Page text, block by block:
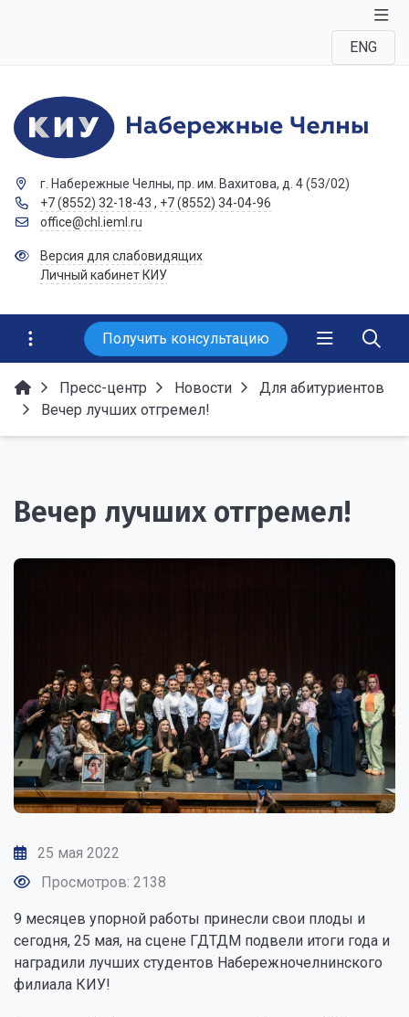
ENG
г. Набережные Челны, пр. им. Вахитова, д. 4 (53/02)
+7 (8552) 32-18-43 , +7 (8552) 34-04-96
office@chl.ieml.ru
Версия для слабовидящих
Личный кабинет КИУ
Получить консультацию
Пресс-центр Новости
Для абитуриентов
Вечер лучших отгремел!
Вечер лучших отгремел!
25 мая 2022
Просмотров: 2138
9 месяцев упорной работы принесли свои плоды и
сегодня, 25 мая, на сцене ГДТДМ подвели итоги года и
наградили лучших студентов Набережночелнинского
филиала КИУ!